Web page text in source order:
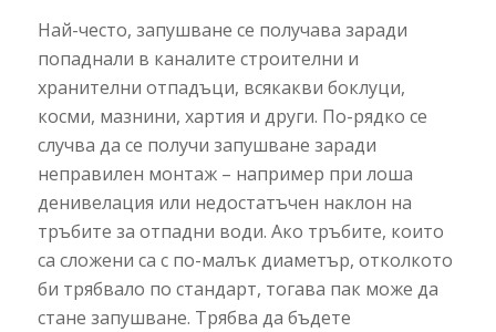
Най-често, запушване се получава заради
попаднали в каналите строителни и
хранителни отпадъци, всякакви боклуци,
косми, мазнини, хартия и други. По-рядко се
случва да се получи запушване заради
неправилен монтаж – например при лоша
денивелация или недостатъчен наклон на
тръбите за отпадни води. Ако тръбите, които
са сложени са с по-малък диаметър, отколкото
би трябвало по стандарт, тогава пак може да
стане запушване. Трябва да бъдете